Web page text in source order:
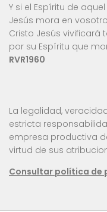
Y si el Espíritu de
Jesús mora en
Cristo Jesús
por su Espíritu que
RVR1960
La legalidad,
estricta
empresa productiva
virtud de sus
Consultar política de